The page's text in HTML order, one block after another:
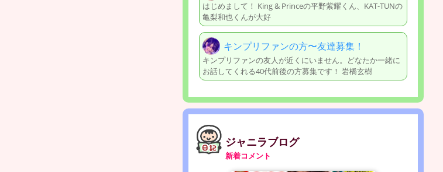
はじめまして！ King & Princeの平野紫耀くん、KAT-TUNの
亀梨和也くんが大好
キンプリファンの方〜友達募集！
キンプリファンの友人が近くにいません。どなたか一緒に
お話してくれる40代前後の方募集です！ 岩橋玄樹
ジャニラブログ
新着コメント